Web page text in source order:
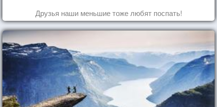
Друзья наши меньшие тоже любят поспать!